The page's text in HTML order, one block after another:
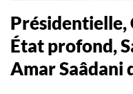
Présidentielle,
État profond,
Amar Saâdani